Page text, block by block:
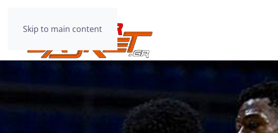
Skip to main content